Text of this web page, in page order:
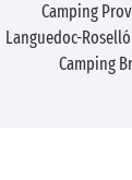
Camping
Languedoc-
Camping